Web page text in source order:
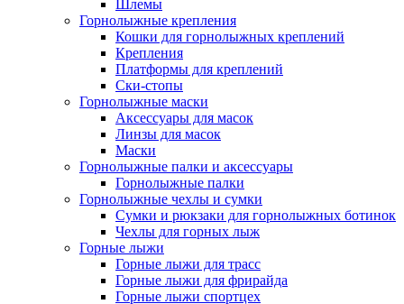
Шлемы
Горнолыжные крепления
Кошки для горнолыжных креплений
Крепления
Платформы для креплений
Ски-стопы
Горнолыжные маски
Аксессуары для масок
Линзы для масок
Маски
Горнолыжные палки и аксессуары
Горнолыжные палки
Горнолыжные чехлы и сумки
Сумки и рюкзаки для горнолыжных ботинок
Чехлы для горных лыж
Горные лыжи
Горные лыжи для трасс
Горные лыжи для фрирайда
Горные лыжи спортцех